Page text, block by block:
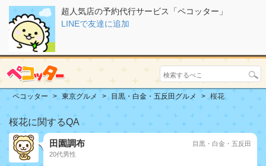
超人気店の予約代行サービス「ペコッター」
LINEで友達に追加
ペコッター 東京グルメ 目黒・白金・五反田グルメ 桜花
桜花に関するQA
田園調布
20代男性
目黒・白金・五反田